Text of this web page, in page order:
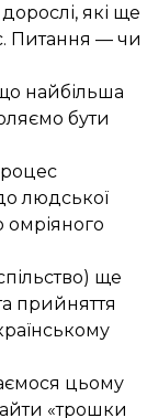
які ще
Питання — чи
найбільша
бути
людської
омріяного
ще
прийняття
цьому
«трошки